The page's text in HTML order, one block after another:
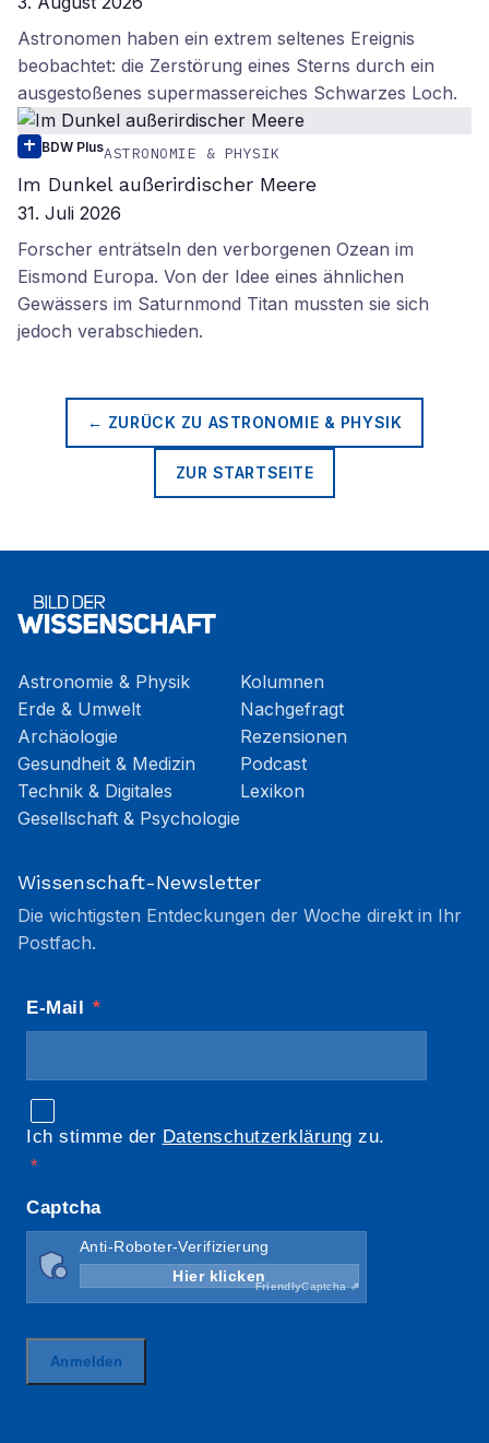
Astronomen haben ein extrem seltenes Ereignis
beobachtet: die Zerstörung eines Sterns durch ein
ausgestoßenes supermassereiches Schwarzes Loch.
BDW PlusASTRONOMIE & PHYSIK
Im Dunkel außerirdischer Meere
31. Juli 2026
Forscher enträtseln den verborgenen Ozean im
Eismond Europa. Von der Idee eines ähnlichen
Gewässers im Saturnmond Titan mussten sie sich
jedoch verabschieden.
← ZURÜCK ZU ASTRONOMIE & PHYSIK
ZUR STARTSEITE
Astronomie & Physik
Erde & Umwelt
Archäologie
Gesundheit & Medizin
Technik & Digitales
Gesellschaft & Psychologie
Kolumnen
Nachgefragt
Rezensionen
Podcast
Lexikon
Wissenschaft-Newsletter
Die wichtigsten Entdeckungen der Woche direkt in Ihr
Postfach.